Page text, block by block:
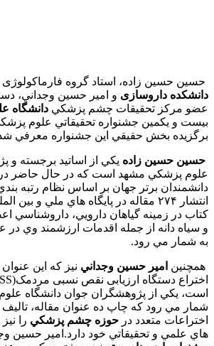
حسين حسين زاده، استاد گروه
دانشکده داروسازی و امير حسين وجداني،
عضو مرکز تحقيقات چشم پزشکي دانشگاه
بيست و يکمين جشنواره تحقيقاتي علوم
برگزيده بخش حقيقي اين جشنواره معرفي
حسين حسين زاده يکي از اساتيد برجسته و
علوم پزشکي مشهد است که در حال حاضر در
دانشمندان برتر جهان بر اساس نظام رتبه
کتاب در زمينه گياهان دارويي، داروشناسي
و سياه دانه از جمله اقدمات ارزشمند وي
به شمار مي رود.
همچنین امير حسين وجداني نيز که اين عنوان
اختراع دستگاه ارزیابی نقص نسبی مردمک(
است، يکي از پژوهشگران جوان دانشگاه
شمار مي رود که چاپ ده عنوان مقاله،
اختراعات متعدد در حوزه چشم پزشکي را
هاي علمي و تحقيقاتي خود دارد.امير حسين